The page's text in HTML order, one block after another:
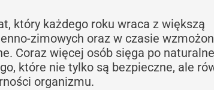
który każdego roku wraca z większą
zimowych oraz w czasie
Coraz więcej osób sięga po naturalne
które nie tylko są bezpieczne, ale
organizmu.